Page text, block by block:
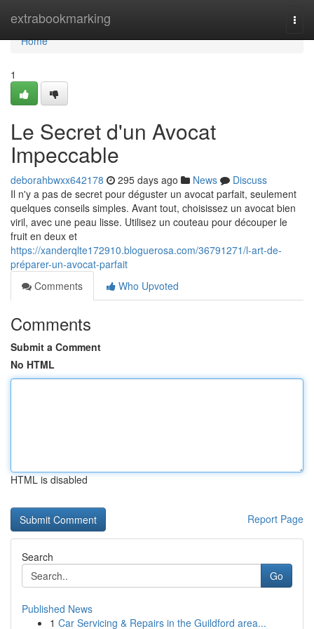
extrabookmarking
Home
Home
1
Le Secret d'un Avocat
Impeccable
deborahbwxx642178 295 days ago News
Discuss
Il n'y a pas de secret pour déguster un avocat parfait, seulement
quelques conseils simples. Avant tout, choisissez un avocat bien
viril, avec une peau lisse. Utilisez un couteau pour découper le
fruit en deux et
https://xanderqlte172910.bloguerosa.com/36791271/l-art-de-
préparer-un-avocat-parfait
Comments
Who Upvoted
Comments
Submit a Comment
No HTML
HTML is disabled
Report Page
Search
Go
Published News
1 Car Servicing & Repairs in the Guildford area...